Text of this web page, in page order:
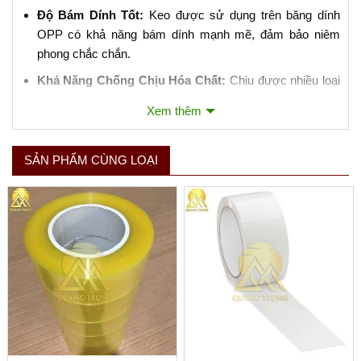
Độ Bám Dính Tốt: Keo được sử dụng trên băng dính
OPP có khả năng bám dính mạnh mẽ, đảm bảo niêm
phong chắc chắn.
Khả Năng Chống Chịu Hóa Chất: Chịu được nhiều loại
Niêm Phong Hộp Carton:
giúp đảm bảo hàng hóa không bị mở ra trong quá trình
vận chuyển.
Đóng Gói Sản Phẩm:
Bảo vệ sản phẩm khỏi bụi bẩn,
nước và các yếu tố môi trường khác.
Sử Dụng Trong Công Nghiệp:
Thích hợp cho việc đóng
gói tự động bằng máy móc do độ bền và khả năng chịu
lực tốt.
4. Lưu Ý Khi Sử Dụng Băng Dính Đóng Gói OPP:
Xem thêm
SẢN PHẨM CÙNG LOẠI